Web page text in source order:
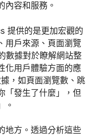
內容和服務。
提供的是更加宏觀的
用戶來源、頁面瀏覽
數據對於瞭解網站整
化用戶體驗方面的應
，如頁面瀏覽數、跳
「發生了什麼」，但
。
地方。透過分析這些